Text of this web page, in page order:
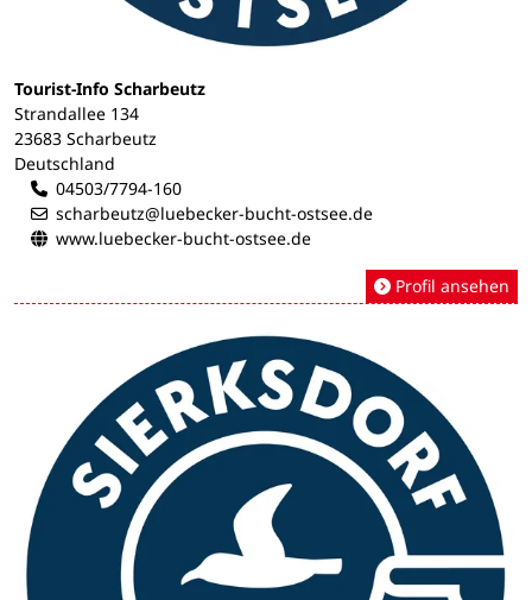
Tourist-Info Scharbeutz
Strandallee 134
23683 Scharbeutz
Deutschland
04503/7794-160
scharbeutz@luebecker-bucht-ostsee.de
www.luebecker-bucht-ostsee.de
Profil ansehen